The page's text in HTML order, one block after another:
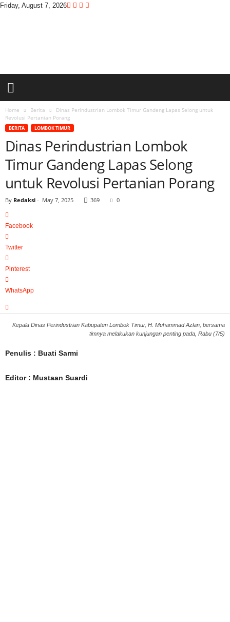
Friday, August 7, 2026
w
Home Berita
Dinas Perindustrian Lombok Timur Gandeng Lapas Selong untuk
Revolusi Pertanian Porang
BERITA LOMBOK TIMUR
Dinas Perindustrian Lombok
Timur Gandeng Lapas Selong
untuk Revolusi Pertanian Porang
By Redaksi - May 7, 2025 369 0
Facebook
Twitter
Pinterest
WhatsApp
Kepala Dinas Perindustrian Kabupaten Lombok Timur, H. Muhammad Azlan, bersama
timnya melakukan kunjungan penting pada, Rabu (7/5)
Penulis : Buati Sarmi
Editor : Mustaan Suardi